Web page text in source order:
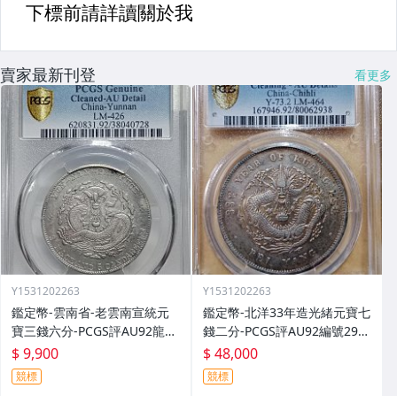
賣家最新刊登 看更多
Y1531202263
鑑定幣-雲南省-老雲南宣統元
寶三錢六分-PCGS評AU92龍鱗
飽滿，雲朵上的紋路清楚，正
反面打製均勻，超美的一枚龍
銀
$ 9,900
競標
Y1531202263
鑑定幣-北洋33年造光緒元寶七
錢二分-PCGS評AU92編號293
8
$ 48,000
競標